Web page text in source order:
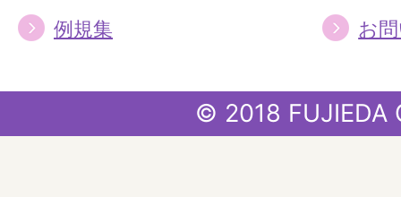
例規集 お
© 2018 FUJIEDA